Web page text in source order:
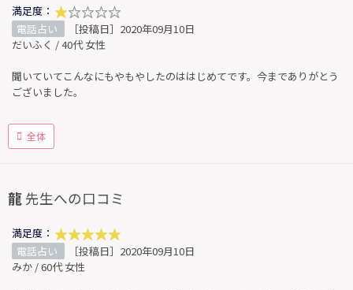
満足度：
電話占い
［投稿日］2020年09月10日
だいふく / 40代 女性
聞いていてこんなにもやもやしたのははじめてです。今までありがとう
ございました。
全体
龍 先生への口コミ
満足度：
電話占い
［投稿日］2020年09月10日
みか / 60代 女性